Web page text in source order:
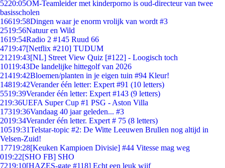
5220:05OM-Teamleider met kinderporno is oud-directeur van twee
basisscholen
16619:58Dingen waar je enorm vrolijk van wordt #3
2519:56Natuur en Wild
1619:54Radio 2 #145 Ruud 66
4719:47[Netflix #210] TUDUM
21219:43[NL] Street View Quiz [#122] - Loogisch toch
10119:43De landelijke hittegolf van 2026
21419:42Bloemen/planten in je eigen tuin #94 Kleur!
14819:42Verander één letter: Expert #91 (10 letters)
5519:39Verander één letter: Expert #143 (9 letters)
219:36UEFA Super Cup #1 PSG - Aston Villa
17319:36Vandaag 40 jaar geleden... #3
2019:34Verander één letter. Expert # 75 (8 letters)
10519:31Telstar-topic #2: De Witte Leeuwen Brullen nog altijd in
Velsen-Zuid!
17719:28[Keuken Kampioen Divisie] #44 Vitesse mag weg
019:22[SHO FB] SHO
7219:10[HAZES-gate #118] Echt een leuk wijf